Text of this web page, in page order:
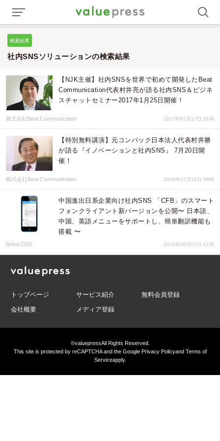
検索結果
社内SNSソリューションの検索結果
【NJK主催】社内SNSを世界で初めて開発したBeat
Communication代表村井亮が語る社内SNS＆ビジネ
スチャットセミナー2017年1月25日開催！
株式会社Beat Communication 2017年01月17日 01時
【特別無料講演】元コンパック日本法人代表村井勝
が語る『イノベーションと社内SNS』 7月20日開
催！
株式会社Beat Communication 2016年07月15日 06時
中国進出日系企業向け社内SNS 「CFB」のスマート
フォンクライアント新バージョンを公開〜 日本語、
中国、英語メニューをサポートし、簡単翻訳機能も
搭載 〜
Anhui OSS 2015年08月07日 01時
トップページ サービス紹介
無料会員登録
会社概要
メディア登録
©valuepressAll Rights Reserved.
This site is protected by reCAPTCHA and the GooglePrivacy PolicyandTerms of
Serviceapply.